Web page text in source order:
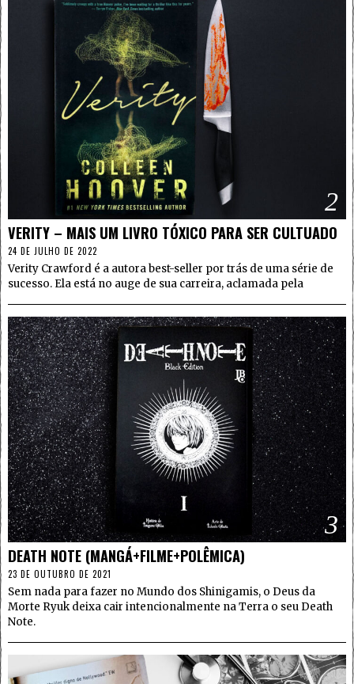
2
VERITY – MAIS UM LIVRO TÓXICO PARA SER CULTUADO
24 DE JULHO DE 2022
Verity Crawford é a autora best-seller por trás de uma série de
sucesso. Ela está no auge de sua carreira, aclamada pela
3
DEATH NOTE (MANGÁ+FILME+POLÊMICA)
23 DE OUTUBRO DE 2021
Sem nada para fazer no Mundo dos Shinigamis, o Deus da
Morte Ryuk deixa cair intencionalmente na Terra o seu Death
Note.